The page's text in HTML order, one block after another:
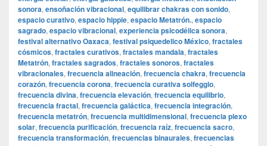
sonora, ensoñación vibracional, equilibrar chakras con sonido,
espacio curativo, espacio hippie, espacio Metatrón., espacio
sagrado, espacio vibracional, experiencia psicodélica sonora,
festival alternativo Oaxaca, festival psiquedelico México, fractales
cósmicos, fractales curativos, fractales mandala, fractales
Metatrón, fractales sagrados, fractales sonoros, fractales
vibracionales, frecuencia alineación, frecuencia chakra, frecuencia
corazón, frecuencia corona, frecuencia curativa solfeggio,
frecuencia divina, frecuencia elevación, frecuencia equilibrio,
frecuencia fractal, frecuencia galáctica, frecuencia integración,
frecuencia metatrón, frecuencia multidimensional, frecuencia plexo
solar, frecuencia purificación, frecuencia raíz, frecuencia sacro,
frecuencia transformación, frecuencias binaurales, frecuencias